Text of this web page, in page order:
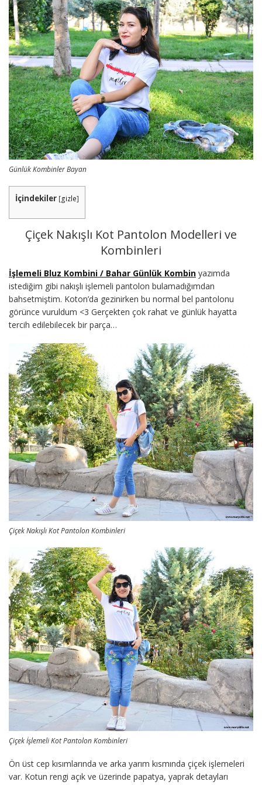
Günlük Kombinler Bayan
İçindekiler [gizle]
Çiçek Nakışlı Kot Pantolon Modelleri ve
Kombinleri
İşlemeli Bluz Kombini / Bahar Günlük Kombin yazımda
istediğim gibi nakışlı işlemeli pantolon bulamadığımdan
bahsetmiştim. Koton’da gezinirken bu normal bel pantolonu
görünce vuruldum <3 Gerçekten çok rahat ve günlük hayatta
tercih edilebilecek bir parça…
Çiçek Nakışlı Kot Pantolon Kombinleri
Çiçek İşlemeli Kot Pantolon Kombinleri
Ön üst cep kısımlarında ve arka yarım kısmında çiçek işlemeleri
var. Kotun rengi açık ve üzerinde papatya, yaprak detayları